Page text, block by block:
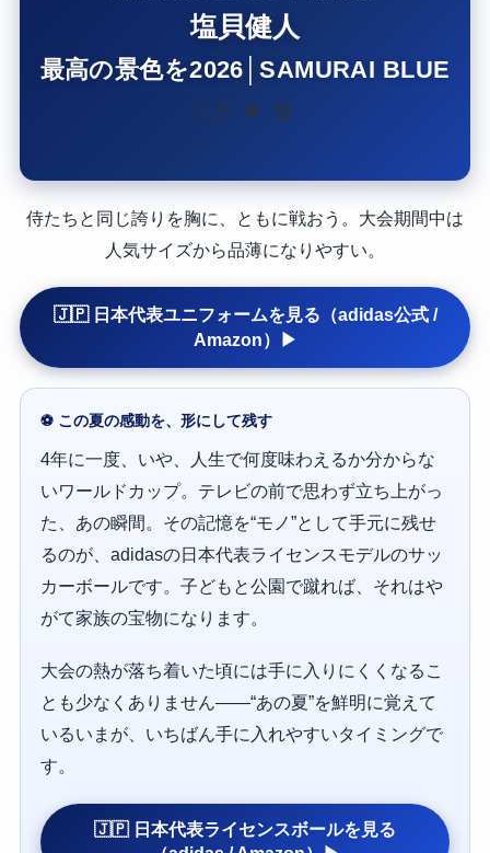
塩貝健人
最高の景色を2026│SAMURAI BLUE
🇯🇵 ⚽ 🏆
侍たちと同じ誇りを胸に、ともに戦おう。大会期間中は
人気サイズから品薄になりやすい。
🇯🇵 日本代表ユニフォームを見る（adidas公式 /
Amazon）▶
⚽ この夏の感動を、形にして残す
4年に一度、いや、人生で何度味わえるか分からな
いワールドカップ。テレビの前で思わず立ち上がっ
た、あの瞬間。その記憶を“モノ”として手元に残せ
るのが、adidasの日本代表ライセンスモデルのサッ
カーボールです。子どもと公園で蹴れば、それはや
がて家族の宝物になります。
大会の熱が落ち着いた頃には手に入りにくくなるこ
とも少なくありません——“あの夏”を鮮明に覚えて
いるいまが、いちばん手に入れやすいタイミングで
す。
🇯🇵 日本代表ライセンスボールを見る